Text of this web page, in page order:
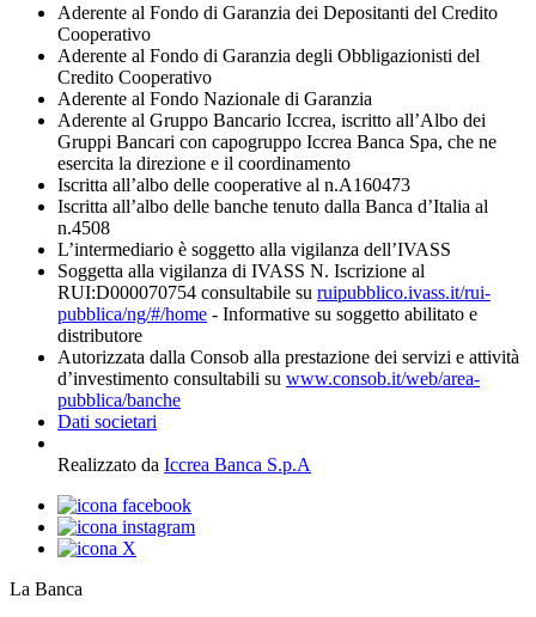
Aderente al Fondo di Garanzia dei Depositanti del Credito
Cooperativo
Aderente al Fondo di Garanzia degli Obbligazionisti del
Credito Cooperativo
Aderente al Fondo Nazionale di Garanzia
Aderente al Gruppo Bancario Iccrea, iscritto all’Albo dei
Gruppi Bancari con capogruppo Iccrea Banca Spa, che ne
esercita la direzione e il coordinamento
Iscritta all’albo delle cooperative al n.A160473
Iscritta all’albo delle banche tenuto dalla Banca d’Italia al
n.4508
L’intermediario è soggetto alla vigilanza dell’IVASS
Soggetta alla vigilanza di IVASS N. Iscrizione al
RUI:D000070754 consultabile su ruipubblico.ivass.it/rui-
pubblica/ng/#/home - Informative su soggetto abilitato e
distributore
Autorizzata dalla Consob alla prestazione dei servizi e attività
d’investimento consultabili su www.consob.it/web/area-
pubblica/banche
Dati societari
Realizzato da Iccrea Banca S.p.A
La Banca